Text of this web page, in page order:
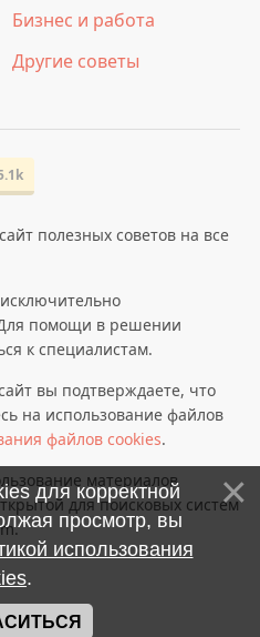
Бизнес и работа
Другие советы
полезных советов на все
помощи в решении
к специалистам.
вы подтверждаете, что
на использование файлов
файлов cookies.
материалов
для поисковых систем
для корректной
просмотр, вы
использования
.